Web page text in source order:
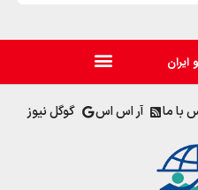
ایران
با ما آر اس اس گوگل نیوز